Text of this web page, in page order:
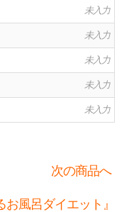
未入力
未入力
未入力
未入力
未入力
次の商品へ
風呂ダイエット』